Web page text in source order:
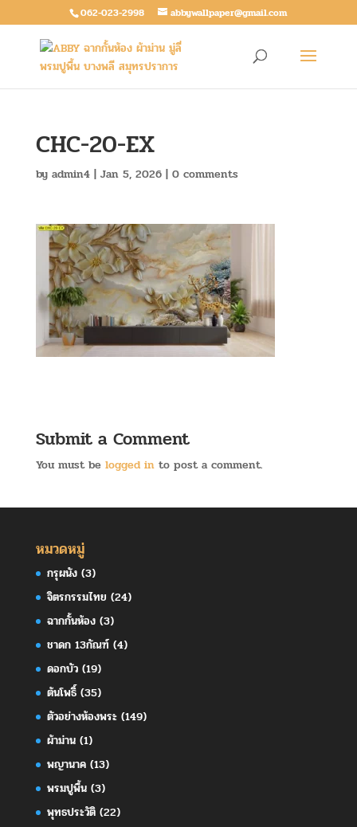
062-023-2998 abbywallpaper@gmail.com
CHC-20-EX
by admin4| Jan 5, 2026| 0 comments
Submit a Comment
You must be logged into post a comment.
หมวดหมู่
กรุผนัง(3)
จิตรกรรมไทย (24)
ฉากกั้นห้อง(3)
ชาดก 13กัณฑ์(4)
ดอกบัว(19)
ต้นโพธิ์(35)
ตัวอย่างห้องพระ(149)
ผ้าม่าน(1)
พญานาค(13)
พรมปูพื้น(3)
พุทธประวัติ(22)